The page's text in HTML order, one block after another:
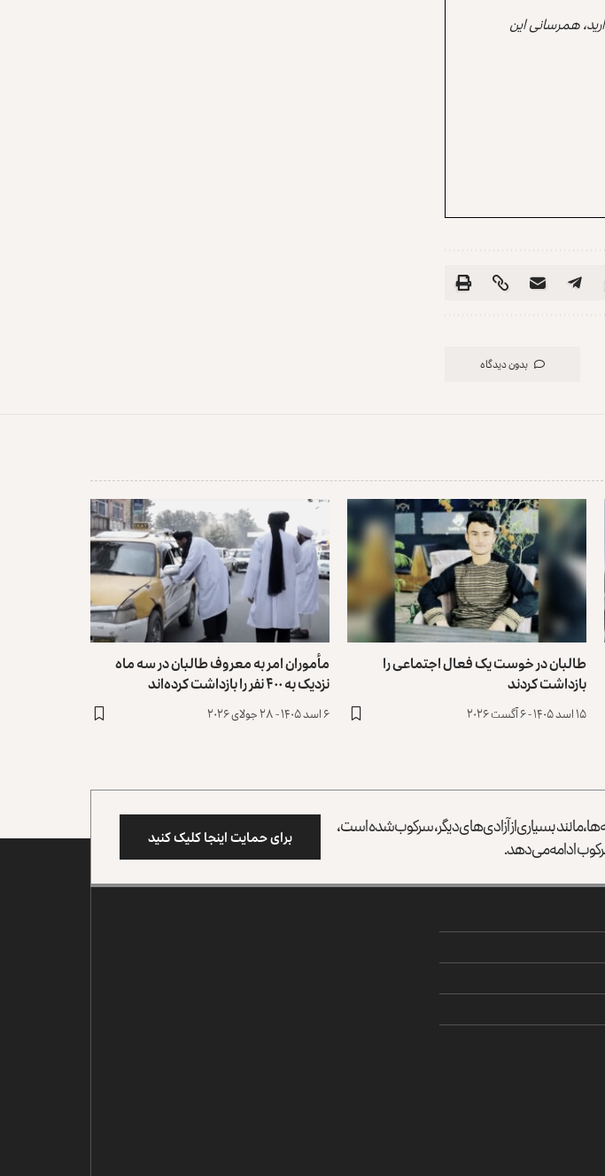
همرسانی این
بدون دیدگاه
طالبان در خوست یک فعال اجتماعی را
بازداشت کردند
۱۵ اسد ۱۴۰۵ - ۶ آگست ۲۰۲۶
مأموران امر به معروف طالبان در سه ماه
نزدیک به ۴۰۰ نفر را بازداشت کرده‌اند
۶ اسد ۱۴۰۵ - ۲۸ جولای ۲۰۲۶
مانند بسیاری از آزادی‌های دیگر، سرکوب شده است،
سرکوب ادامه می‌دهد. برای حمایت اینجا کلیک کنید